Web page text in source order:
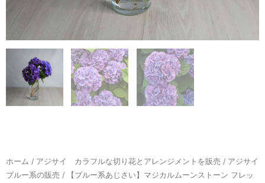
ホーム / アジサイ カラフルな切り花とアレンジメントを販売 / アジサイ
ブルー系の販売 / 【ブルー系あじさい】マジカルムーンストーン フレッ